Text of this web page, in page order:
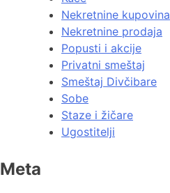
Nekretnine kupovina
Nekretnine prodaja
Popusti i akcije
Privatni smeštaj
Smeštaj Divčibare
Sobe
Staze i žičare
Ugostitelji
Meta